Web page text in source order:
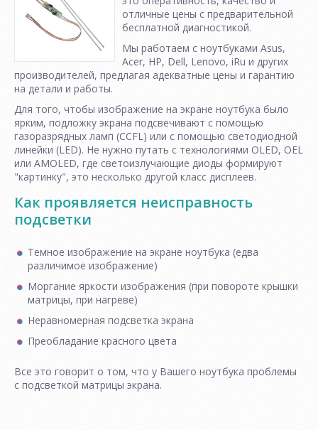
отличные цены с предварительной
бесплатной диагностикой.
Мы работаем с ноутбуками Asus,
Acer, HP, Dell, Lenovo, iRu и других
производителей, предлагая адекватные цены и гарантию
на детали и работы.
Для того, чтобы изображение на экране ноутбука было
ярким, подложку экрана подсвечивают с помощью
газоразрядных ламп (CCFL) или с помощью светодиодной
линейки (LED). Не нужно путать с технологиями OLED, OEL
или AMOLED, где светоизлучающие диоды формируют
"картинку", это несколько другой класс дисплеев.
Как проявляется неисправность
подсветки
Темное изображение на экране ноутбука (едва
различимое изображение)
Моргание яркости изображения (при повороте крышки
матрицы, при нагреве)
Неравномерная подсветка экрана
Преобладание красного цвета
Все это говорит о том, что у Вашего ноутбука проблемы
с подсветкой матрицы экрана.